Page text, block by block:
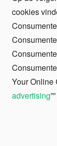
cookies
Your Online
advertising””